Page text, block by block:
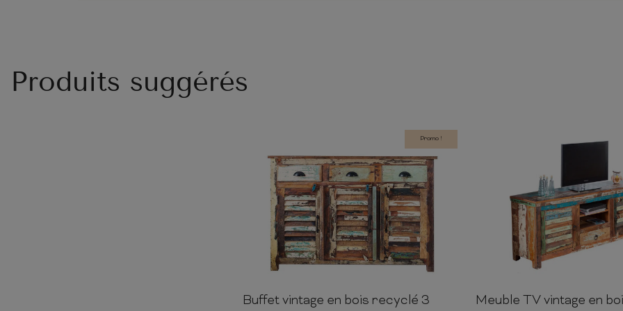
Produits suggérés
Promo !
90cm 125cm 40cm
Buffet vintage en bois recyclé 3 60cm 150cm
Meuble TV vintage en